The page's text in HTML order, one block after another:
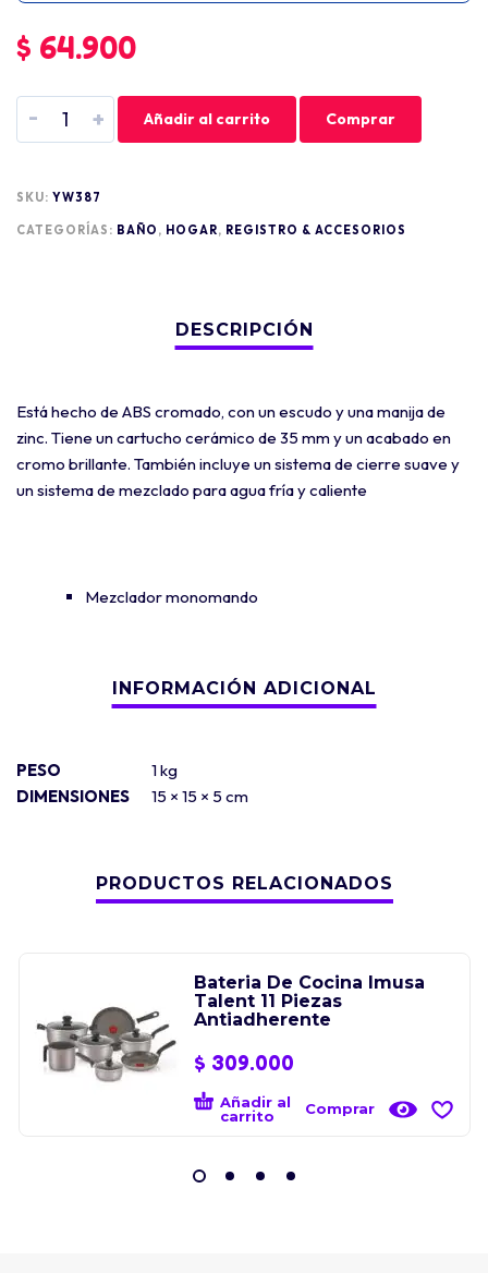
$ 64.900
- + Añadir al carrito Comprar
SKU: YW387
CATEGORÍAS: BAÑO , HOGAR, REGISTRO & ACCESORIOS
Está hecho de ABS cromado, con un escudo y una manija de
zinc. Tiene un cartucho cerámico de 35 mm y un acabado en
cromo brillante. También incluye un sistema de cierre suave y
un sistema de mezclado para agua fría y caliente
Mezclador monomando
PESO
1 kg
DIMENSIONES
15 × 15 × 5 cm
PRODUCTOS RELACIONADOS
Bateria De Cocina Imusa
Talent 11 Piezas
Antiadherente
$ 309.000
Añadir al
carrito
Comprar